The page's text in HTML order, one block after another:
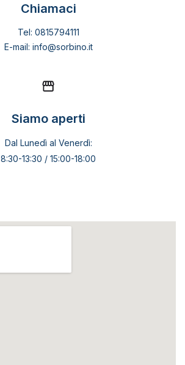
Chiamaci
Tel: 0815794111
E-mail: info@sorbino.it
Siamo aperti
Dal Lunedì al Venerdì:
8:30-13:30 / 15:00-18:00